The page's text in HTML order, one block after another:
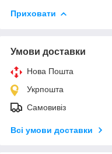
Приховати
Умови доставки
Нова Пошта
Укрпошта
Самовивіз
Всі умови доставки